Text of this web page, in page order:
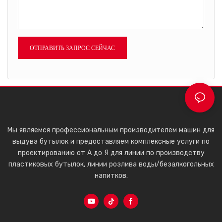
ОТПРАВИТЬ ЗАПРОС СЕЙЧАС
выдувного формования.
Мы являемся профессиональным производителем машин для
выдува бутылок и предоставляем комплексные услуги по
проектированию от А до Я для линии по производству
пластиковых бутылок, линии розлива воды/безалкогольных
напитков.